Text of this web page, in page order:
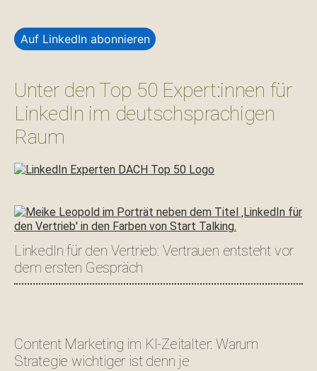
Auf LinkedIn abonnieren
Unter den Top 50 Expert:innen für
LinkedIn im deutschsprachigen
Raum
LinkedIn für den Vertrieb: Vertrauen entsteht vor
dem ersten Gespräch
Content Marketing im KI-Zeitalter: Warum
Strategie wichtiger ist denn je